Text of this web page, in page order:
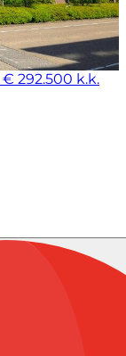
€ 292.500 k.k.